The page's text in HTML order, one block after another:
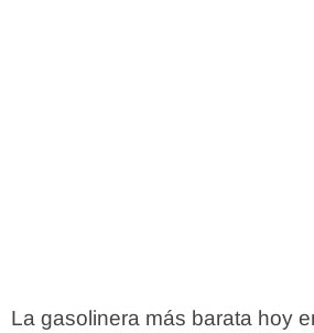
La gasolinera más barata hoy